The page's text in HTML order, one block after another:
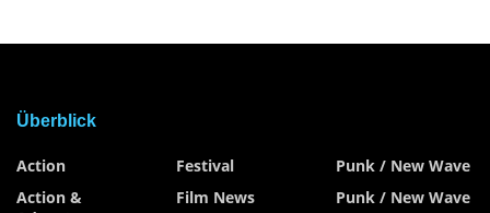
Überblick
Action
Action &
Festival
Film News
Punk / New Wave
Punk / New Wave